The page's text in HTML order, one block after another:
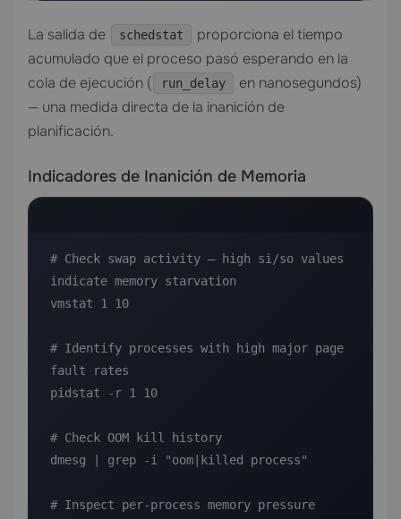
La salida de schedstat
proporciona el tiempo
acumulado que el proceso pasó esperando en la
cola de ejecución (
run_delay
en nanosegundos)
— una medida directa de la inanición de
planificación.
Indicadores de Inanición de Memoria
# Check swap activity — high si/so values
indicate memory starvation
vmstat 1 10
# Identify processes with high major page
fault rates
pidstat -r 1 10
# Check OOM kill history
dmesg | grep -i "oom|killed process"
# Inspect per-process memory pressure